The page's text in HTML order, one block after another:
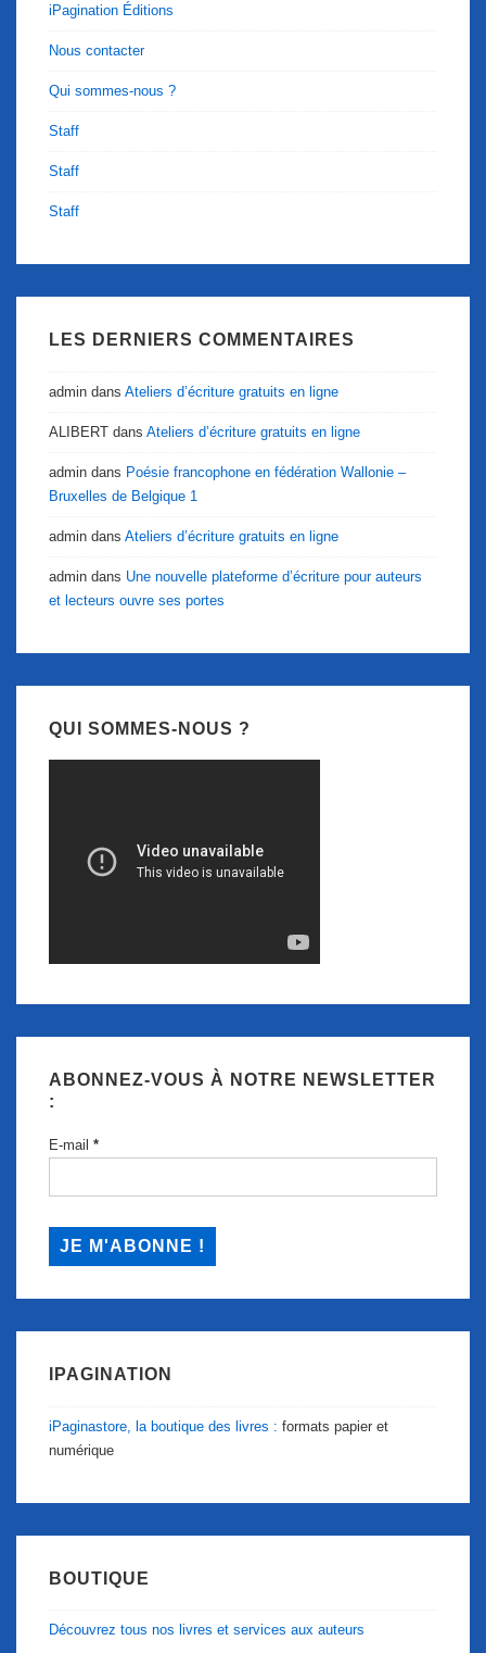
iPagination Éditions
Nous contacter
Qui sommes-nous ?
Staff
Staff
Staff
LES DERNIERS COMMENTAIRES
admin dans Ateliers d’écriture gratuits en ligne
ALIBERT dans Ateliers d’écriture gratuits en ligne
admin dans Poésie francophone en fédération Wallonie –
Bruxelles de Belgique 1
admin dans Ateliers d’écriture gratuits en ligne
admin dans Une nouvelle plateforme d’écriture pour auteurs
et lecteurs ouvre ses portes
QUI SOMMES-NOUS ?
ABONNEZ-VOUS À NOTRE NEWSLETTER
:
E-mail *
IPAGINATION
iPaginastore, la boutique des livres : formats papier et
numérique
BOUTIQUE
Découvrez tous nos livres et services aux auteurs